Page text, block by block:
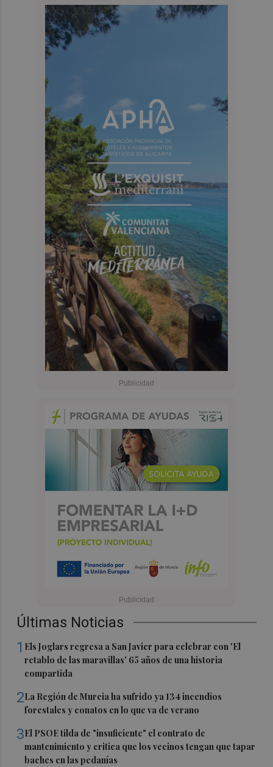
Últimas Noticias
1 Els Joglars regresa a San Javier para celebrar con 'El
retablo de las maravillas' 65 años de una historia
compartida
2La Región de Murcia ha sufrido ya 134 incendios
forestales y conatos en lo que va de verano
3El PSOE tilda de "insuficiente" el contrato de
mantenimiento y critica que los vecinos tengan que tapar
baches en las pedanías